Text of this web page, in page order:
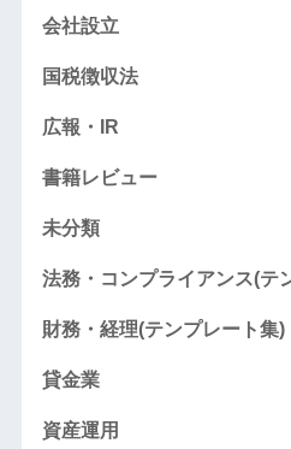
会社設立
国税徴収法
広報・IR
書籍レビュー
未分類
法務・コンプライアンス(テ
財務・経理(テンプレート集)
貸金業
資産運用